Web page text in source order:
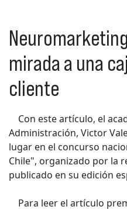
mirada a una
cliente
Con este artículo, el
Administración, Victor
lugar en el concurso
Chile", organizado por la
publicado en su edición
Para leer el artículo